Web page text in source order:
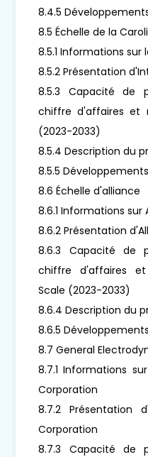
8.4.5
8.5 Échelle de la
8.5.1 Informations
8.5.2 Présentation
8.5.3 Capacité de
chiffre d'affaires et
(2023-2033)
8.5.4 Description du
8.5.5
8.6 Échelle d'alliance
8.6.1 Informations
8.6.2 Présentation
8.6.3 Capacité de
chiffre d'affaires
Scale (2023-2033)
8.6.4 Description du
8.6.5
8.7 General
8.7.1 Informations
Corporation
8.7.2 Présentation
Corporation
8.7.3 Capacité de